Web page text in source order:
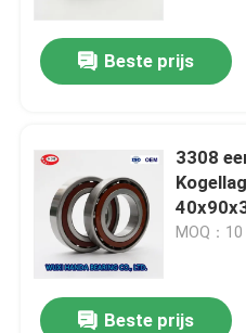
Beste prijs
3308
Rijskf
MOQ：10
Beste prijs